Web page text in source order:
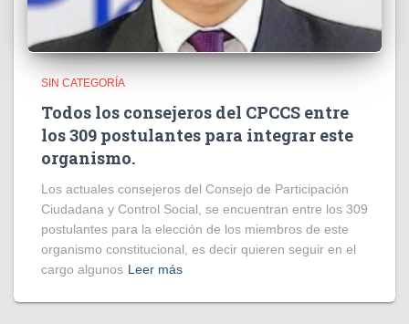
SIN CATEGORÍA
Todos los consejeros del CPCCS entre
los 309 postulantes para integrar este
organismo.
Los actuales consejeros del Consejo de Participación
Ciudadana y Control Social, se encuentran entre los 309
postulantes para la elección de los miembros de este
organismo constitucional, es decir quieren seguir en el
cargo algunos Leer más